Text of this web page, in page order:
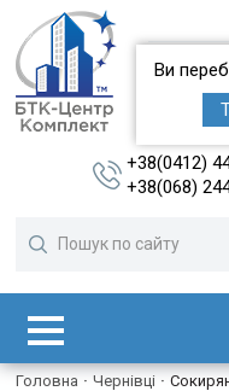
Ви
+38(0412)
+38(068)
Головна · Чернівці ·